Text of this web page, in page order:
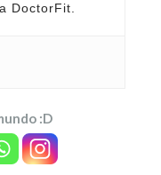
DoctorFit.
:D